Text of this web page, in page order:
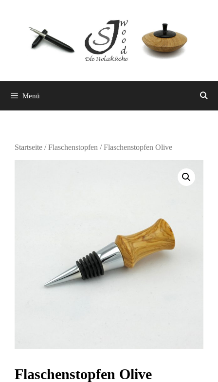
springen
Menü
Startseite /Flaschenstopfen / Flaschenstopfen Olive
Flaschenstopfen Olive